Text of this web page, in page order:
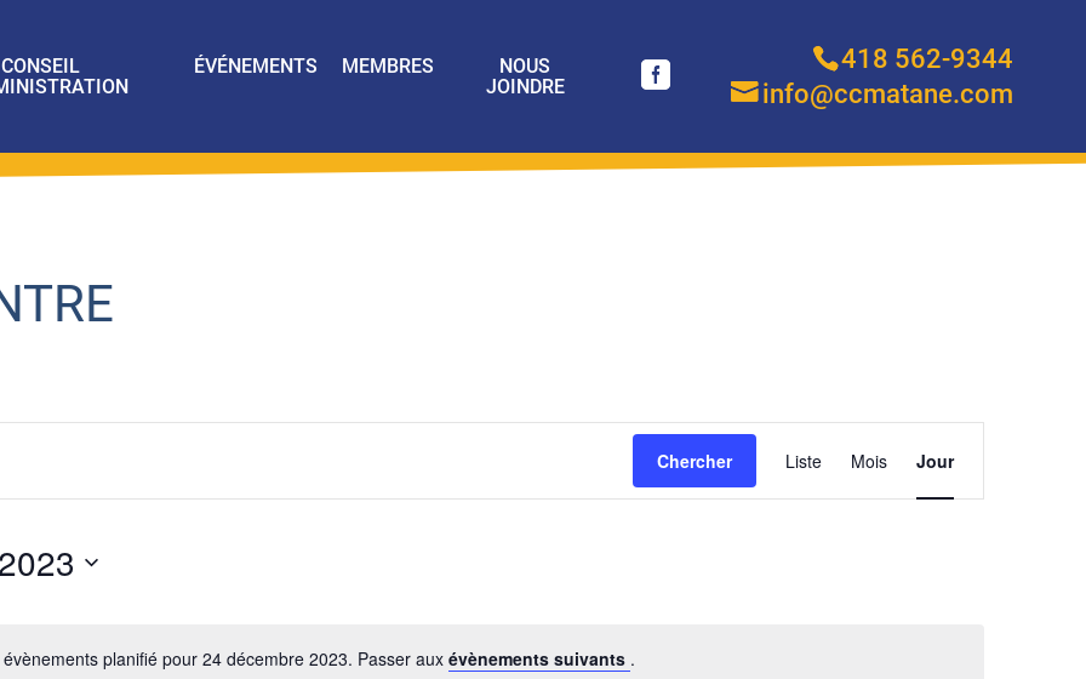
CONSEIL
ÉVÉNEMENTS MEMBRES
NOUS
JOINDRE
418 562-9344
info@ccmatane.com
planifié pour 24 décembre 2023. Passer aux évènements suivants .
Chercher
DE
VUES
Liste Mois Jour